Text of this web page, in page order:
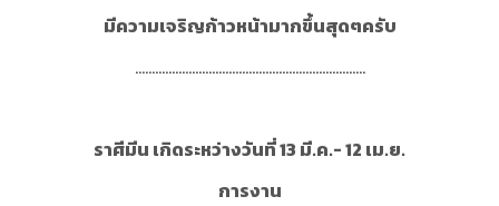
มีความเจริญก้าวหน้ามากขึ้นสุดๆครับ
.....................................................................
ราศีมีน เกิดระหว่างวันที่ 13 มี.ค.- 12 เม.ย.
การงาน